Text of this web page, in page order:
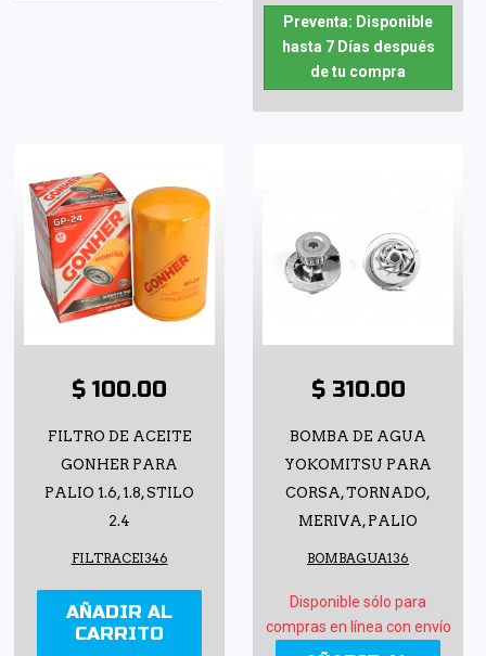
Preventa: Disponible
hasta 7 Días después
de tu compra
$ 100.00
FILTRO DE ACEITE
GONHER PARA
PALIO 1.6, 1.8, STILO
2.4
FILTRACEI346
AÑADIR AL
CARRITO
$ 310.00
BOMBA DE AGUA
YOKOMITSU PARA
CORSA, TORNADO,
MERIVA, PALIO
BOMBAGUA136
Disponible sólo para
compras en línea con envío